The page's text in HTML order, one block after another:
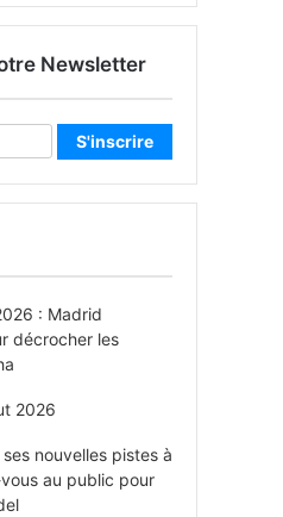
Newsletter
: Madrid
décrocher les
2026
nouvelles pistes à
au public pour